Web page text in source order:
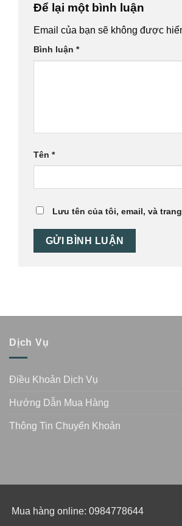
Để lại một bình luận
Email của bạn sẽ không được
Bình luận *
Tên *
Lưu tên của tôi, email, và
Dịch Vụ
Điều Khoản Dịch Vụ
Hướng Dẫn Mua Hàng
Thông Tin Chuyển Khoản
Mua hàng online: 0984778644